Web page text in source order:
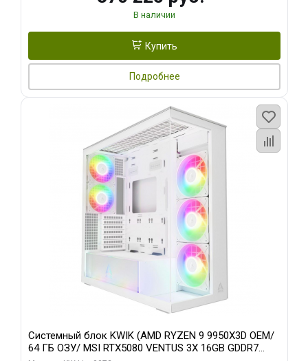
В наличии
Купить
Подробнее
Системный блок KWIK (AMD RYZEN 9 9950X3D OEM/
64 ГБ ОЗУ/ MSI RTX5080 VENTUS 3X 16GB GDDR7